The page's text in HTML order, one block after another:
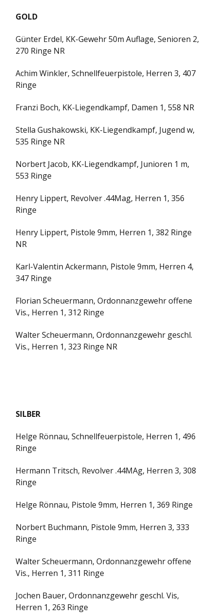
GOLD
Günter Erdel, KK-Gewehr 50m Auflage, Senioren 2,
270 Ringe NR
Achim Winkler, Schnellfeuerpistole, Herren 3, 407
Ringe
Franzi Boch, KK-Liegendkampf, Damen 1, 558 NR
Stella Gushakowski, KK-Liegendkampf, Jugend w,
535 Ringe NR
Norbert Jacob, KK-Liegendkampf, Junioren 1 m,
553 Ringe
Henry Lippert, Revolver .44Mag, Herren 1, 356
Ringe
Henry Lippert, Pistole 9mm, Herren 1, 382 Ringe
NR
Karl-Valentin Ackermann, Pistole 9mm, Herren 4,
347 Ringe
Florian Scheuermann, Ordonnanzgewehr offene
Vis., Herren 1, 312 Ringe
Walter Scheuermann, Ordonnanzgewehr geschl.
Vis., Herren 1, 323 Ringe NR
SILBER
Helge Rönnau, Schnellfeuerpistole, Herren 1, 496
Ringe
Hermann Tritsch, Revolver .44MAg, Herren 3, 308
Ringe
Helge Rönnau, Pistole 9mm, Herren 1, 369 Ringe
Norbert Buchmann, Pistole 9mm, Herren 3, 333
Ringe
Walter Scheuermann, Ordonnanzgewehr offene
Vis., Herren 1, 311 Ringe
Jochen Bauer, Ordonnanzgewehr geschl. Vis,
Herren 1, 263 Ringe